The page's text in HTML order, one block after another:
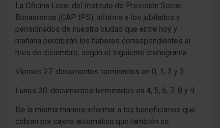
La Oficina Local del Instituto de Previsión Social
Bonaerense (CAP IPS), informa a los jubilados y
pensionados de nuestra ciudad que entre hoy y
mañana percibirán los haberes correspondientes al
mes de diciembre, según el siguiente cronograma:
Viernes 27: documentos terminados en 0, 1, 2 y 3.
Lunes 30: documentos terminados en 4, 5, 6, 7, 8 y 9.
De la misma manera informar a los beneficiarios que
cobran por cajero automático que también se